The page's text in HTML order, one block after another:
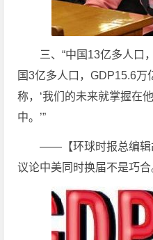
三、“中国13亿多人口
国3亿多人口，GDP15.6万
称，‘我们的未来就掌握在
中。’”
——【环球时报总编辑
议论中美同时换届不是巧合